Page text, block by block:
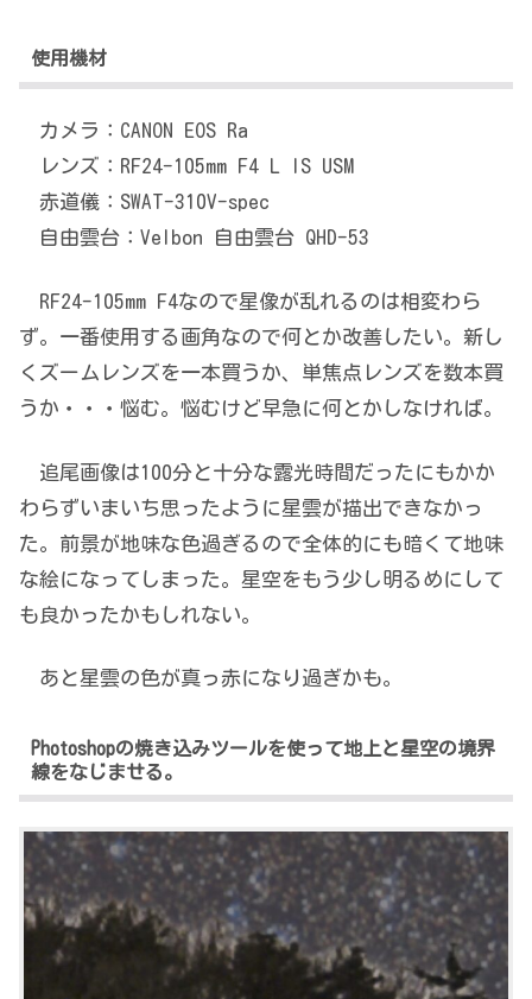
使用機材
カメラ：CANON EOS Ra
レンズ：RF24-105mm F4 L IS USM
赤道儀：SWAT-310V-spec
自由雲台：Velbon 自由雲台 QHD-53
RF24-105mm F4なので星像が乱れるのは相変わら
ず。一番使用する画角なので何とか改善したい。新し
くズームレンズを一本買うか、単焦点レンズを数本買
うか・・・悩む。悩むけど早急に何とかしなければ。
追尾画像は100分と十分な露光時間だったにもかか
わらずいまいち思ったように星雲が描出できなかっ
た。前景が地味な色過ぎるので全体的にも暗くて地味
な絵になってしまった。星空をもう少し明るめにして
も良かったかもしれない。
あと星雲の色が真っ赤になり過ぎかも。
Photoshopの焼き込みツールを使って地上と星空の境界
線をなじませる。